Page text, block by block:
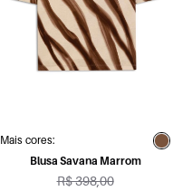
Mais cores:
Blusa Savana Marrom
R$ 398,00